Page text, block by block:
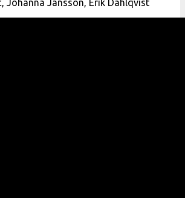
Johanna Jansson, Erik Dahlqvist